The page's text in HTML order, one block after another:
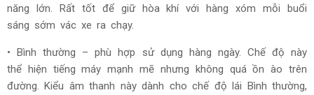
năng lớn. Rất tốt để giữ hòa khí với hàng xóm mỗi buổi
sáng sớm vác xe ra chạy.
• Bình thường – phù hợp sử dụng hàng ngày. Chế độ này
thể hiện tiếng máy mạnh mẽ nhưng không quá ồn ào trên
đường. Kiểu âm thanh này dành cho chế độ lái Bình thường,